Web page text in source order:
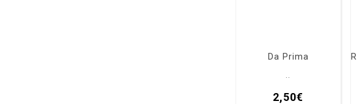
Da Prima
2,50€